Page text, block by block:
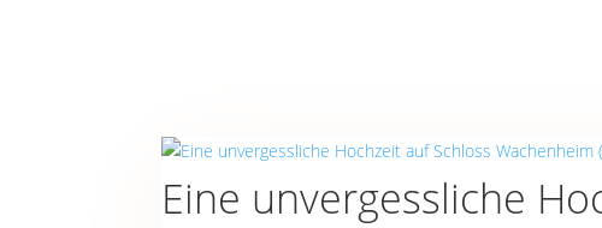
Eine unvergessliche